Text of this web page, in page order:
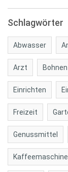
Schlagwörter
Abwasser
Arzt Bohnen
Einrichten
Freizeit
Genussmittel
Kaffeemaschine